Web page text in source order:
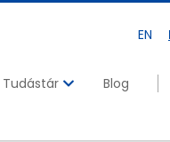
EN
Tudástár Blog